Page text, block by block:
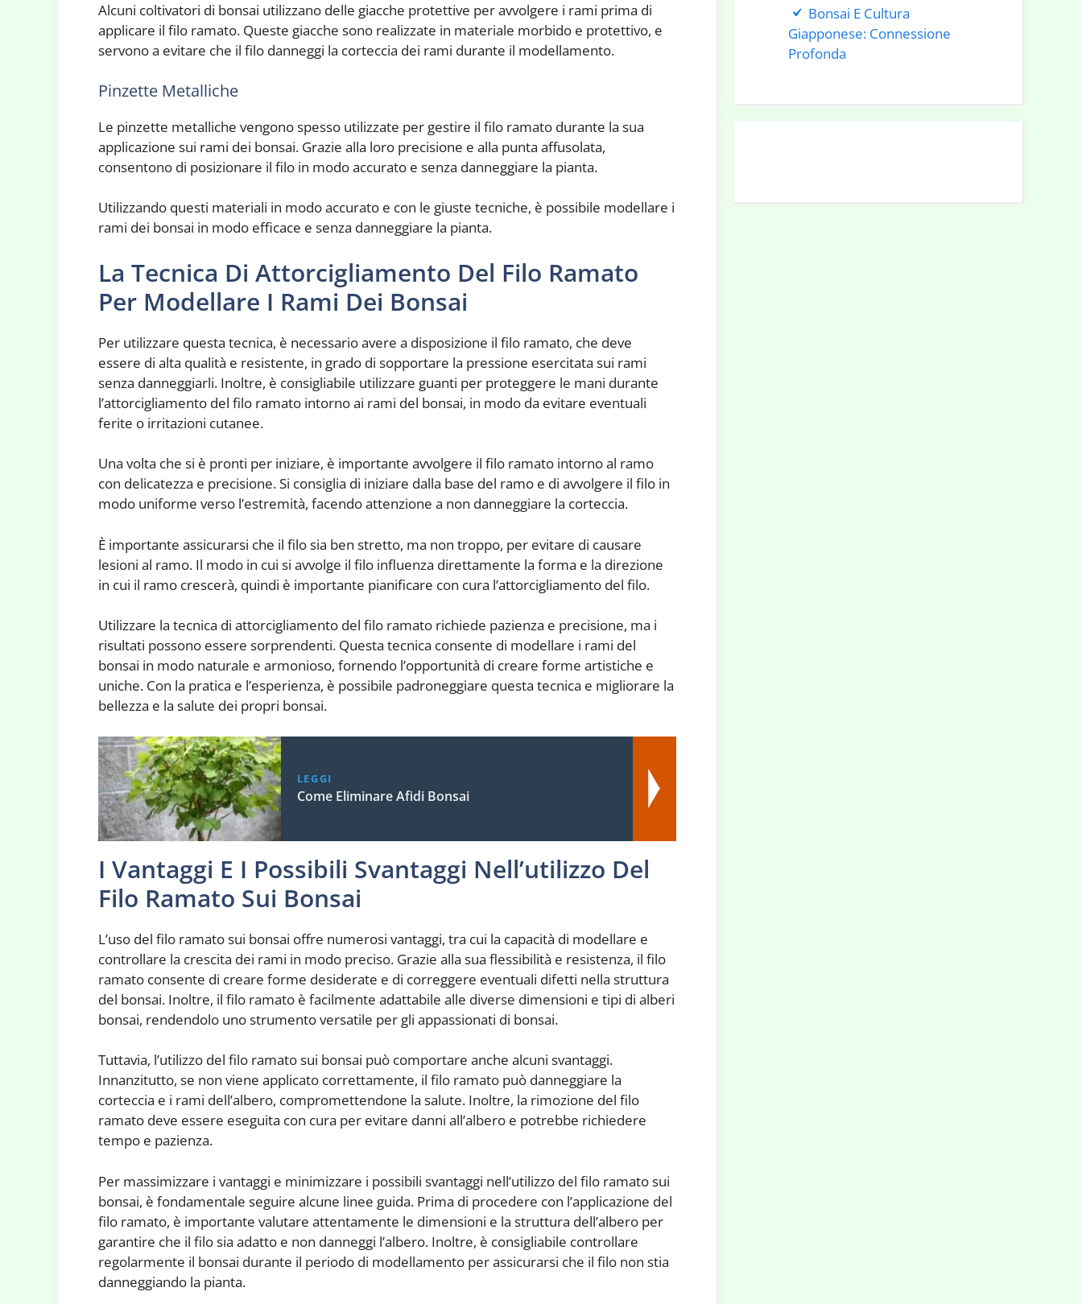
Alcuni coltivatori di bonsai utilizzano delle giacche protettive per avvolgere i rami prima di
applicare il filo ramato. Queste giacche sono realizzate in materiale morbido e protettivo, e
servono a evitare che il filo danneggi la corteccia dei rami durante il modellamento.
Pinzette Metalliche
Le pinzette metalliche vengono spesso utilizzate per gestire il filo ramato durante la sua
applicazione sui rami dei bonsai. Grazie alla loro precisione e alla punta affusolata,
consentono di posizionare il filo in modo accurato e senza danneggiare la pianta.
Utilizzando questi materiali in modo accurato e con le giuste tecniche, è possibile modellare i
rami dei bonsai in modo efficace e senza danneggiare la pianta.
La Tecnica Di Attorcigliamento Del Filo Ramato
Per Modellare I Rami Dei Bonsai
Per utilizzare questa tecnica, è necessario avere a disposizione il filo ramato, che deve
essere di alta qualità e resistente, in grado di sopportare la pressione esercitata sui rami
senza danneggiarli. Inoltre, è consigliabile utilizzare guanti per proteggere le mani durante
l’attorcigliamento del filo ramato intorno ai rami del bonsai, in modo da evitare eventuali
ferite o irritazioni cutanee.
Una volta che si è pronti per iniziare, è importante avvolgere il filo ramato intorno al ramo
con delicatezza e precisione. Si consiglia di iniziare dalla base del ramo e di avvolgere il filo in
modo uniforme verso l’estremità, facendo attenzione a non danneggiare la corteccia.
È importante assicurarsi che il filo sia ben stretto, ma non troppo, per evitare di causare
lesioni al ramo. Il modo in cui si avvolge il filo influenza direttamente la forma e la direzione
in cui il ramo crescerà, quindi è importante pianificare con cura l’attorcigliamento del filo.
Utilizzare la tecnica di attorcigliamento del filo ramato richiede pazienza e precisione, ma i
risultati possono essere sorprendenti. Questa tecnica consente di modellare i rami del
bonsai in modo naturale e armonioso, fornendo l’opportunità di creare forme artistiche e
uniche. Con la pratica e l’esperienza, è possibile padroneggiare questa tecnica e migliorare la
bellezza e la salute dei propri bonsai.
LEGGI
Come Eliminare Afidi Bonsai
I Vantaggi E I Possibili Svantaggi Nell’utilizzo Del
Filo Ramato Sui Bonsai
L’uso del filo ramato sui bonsai offre numerosi vantaggi, tra cui la capacità di modellare e
controllare la crescita dei rami in modo preciso. Grazie alla sua flessibilità e resistenza, il filo
ramato consente di creare forme desiderate e di correggere eventuali difetti nella struttura
del bonsai. Inoltre, il filo ramato è facilmente adattabile alle diverse dimensioni e tipi di alberi
bonsai, rendendolo uno strumento versatile per gli appassionati di bonsai.
Tuttavia, l’utilizzo del filo ramato sui bonsai può comportare anche alcuni svantaggi.
Innanzitutto, se non viene applicato correttamente, il filo ramato può danneggiare la
corteccia e i rami dell’albero, compromettendone la salute. Inoltre, la rimozione del filo
ramato deve essere eseguita con cura per evitare danni all’albero e potrebbe richiedere
tempo e pazienza.
Per massimizzare i vantaggi e minimizzare i possibili svantaggi nell’utilizzo del filo ramato sui
bonsai, è fondamentale seguire alcune linee guida. Prima di procedere con l’applicazione del
filo ramato, è importante valutare attentamente le dimensioni e la struttura dell’albero per
garantire che il filo sia adatto e non danneggi l’albero. Inoltre, è consigliabile controllare
regolarmente il bonsai durante il periodo di modellamento per assicurarsi che il filo non stia
danneggiando la pianta.
Bonsai E Cultura
Giapponese: Connessione
Profonda